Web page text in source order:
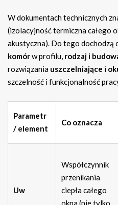
W dokumentach technicznych
(izolacyjność termiczna całego
akustyczna). Do tego dochodzą
komórw profilu, rodzaj i
rozwiązania uszczelniające i
szczelność i funkcjonalność
Parametr
/ element
Co oznacza
Uw
Współczynnik
przenikania
ciepła całego